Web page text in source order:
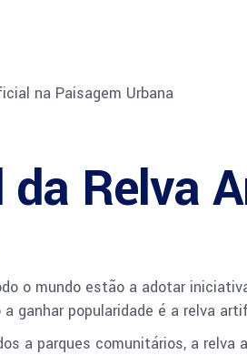
da Relva
o mundo estão a adotar
ganhar popularidade é a relva
a parques comunitários, a